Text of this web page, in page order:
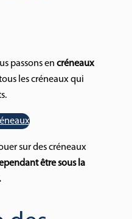
passons en créneaux
les créneaux qui
sur des créneaux
être sous la